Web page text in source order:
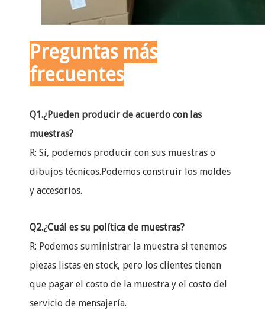
Preguntas más
frecuentes
Q1.¿Pueden producir de acuerdo con las
muestras?
R: Sí, podemos producir con sus muestras o
dibujos técnicos.Podemos construir los moldes
y accesorios.
Q2.¿Cuál es su política de muestras?
R: Podemos suministrar la muestra si tenemos
piezas listas en stock, pero los clientes tienen
que pagar el costo de la muestra y el costo del
servicio de mensajería.